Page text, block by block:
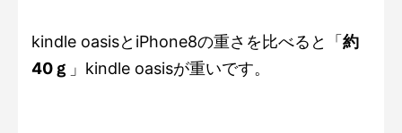
kindle oasisとiPhone8の重さを比べると「約
40ｇ 」kindle oasisが重いです。